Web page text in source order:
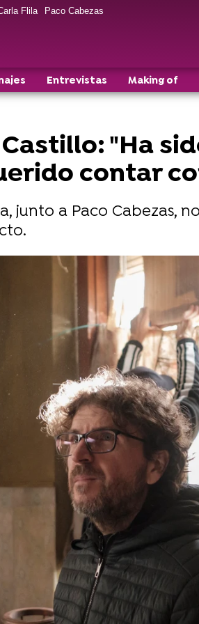
Flila Paco Cabezas
Entrevistas Making of
"Ha
contar
junto a Paco Cabezas,
es el director deLa red
se ha encargado de la
al seis. Aunque también ha
episodios.